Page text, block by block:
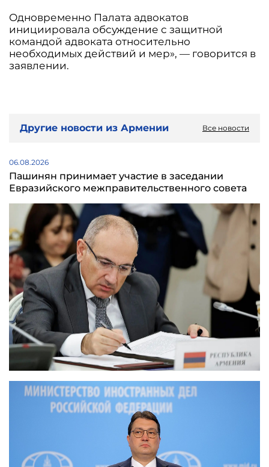
Одновременно Палата адвокатов
инициировала обсуждение с защитной
командой адвоката относительно
необходимых действий и мер», — говорится в
заявлении.
Другие новости из Армении Все новости
06.08.2026
Пашинян принимает участие в заседании
Евразийского межправительственного совета